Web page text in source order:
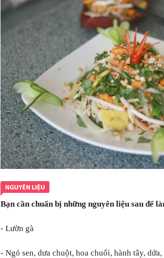
Bạn cần chuẩn bị những nguyên liệu sau để
- Lườn gà
- Ngó sen, dưa chuột, hoa chuối, hành tây,